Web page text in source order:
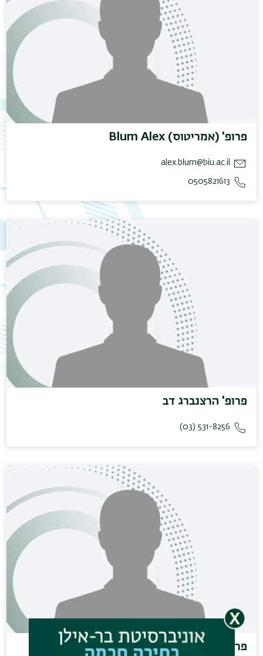
פרופ' (אמריטוס) Blum Alex
alex.blum@biu.ac.il
0505821613
פרופ' הרצנברג דב
531-8256 (03)
פרופ' וידרקר דוד